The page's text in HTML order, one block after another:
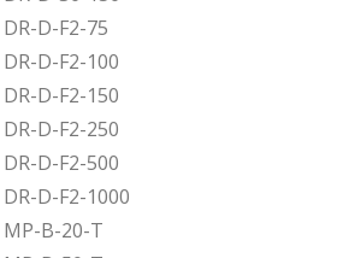
D-F2-75
D-F2-100
D-F2-150
D-F2-250
D-F2-500
D-F2-1000
B-20-T